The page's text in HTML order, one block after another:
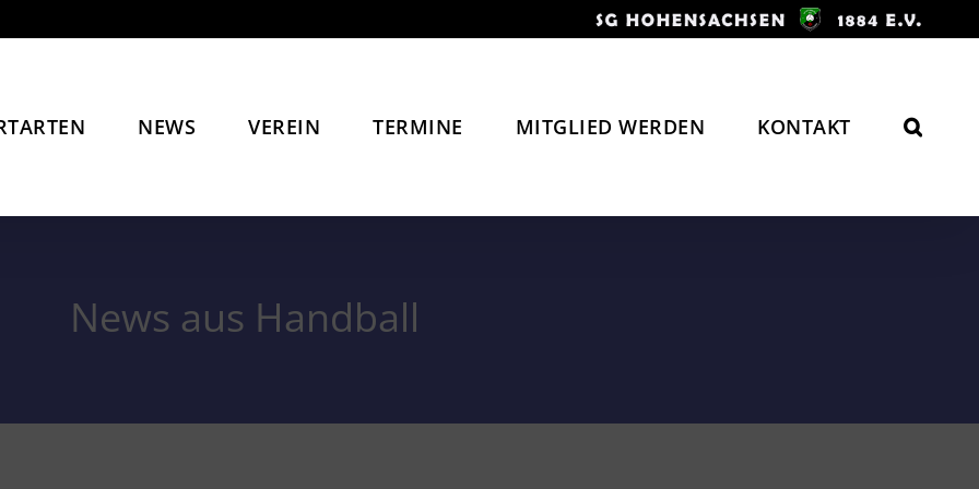
NEWS VEREIN TERMINE MITGLIED WERDEN KONTAKT
News aus Handball